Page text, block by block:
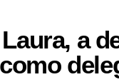
a